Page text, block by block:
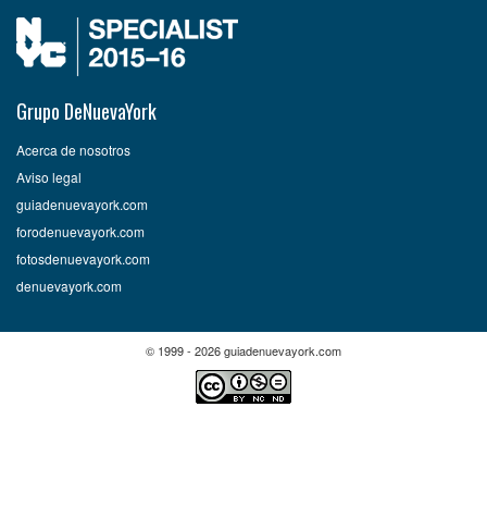
Grupo DeNuevaYork
Acerca de nosotros
Aviso legal
guiadenuevayork.com
forodenuevayork.com
fotosdenuevayork.com
denuevayork.com
© 1999 - 2026 guiadenuevayork.com